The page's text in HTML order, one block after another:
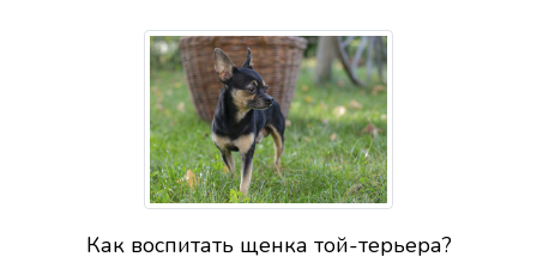
Как воспитать щенка той-терьера?